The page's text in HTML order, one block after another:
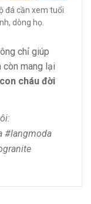
đá cần xem tuổi
dòng họ.
chỉ giúp
còn mang lại
cháu đời
#langmoda